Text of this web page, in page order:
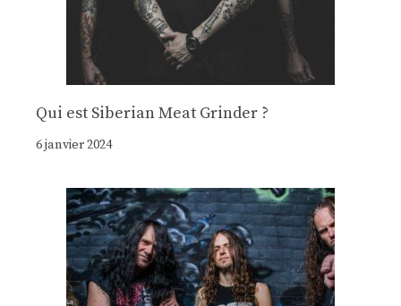
Qui est Siberian Meat Grinder ?
6 janvier 2024